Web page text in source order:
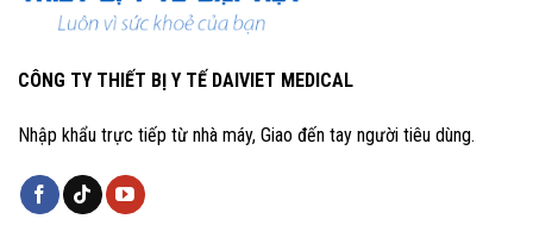
CÔNG TY THIẾT BỊ Y TẾ DAIVIET MEDICAL
Nhập khẩu trực tiếp từ nhà máy, Giao đến tay người tiêu dùng.